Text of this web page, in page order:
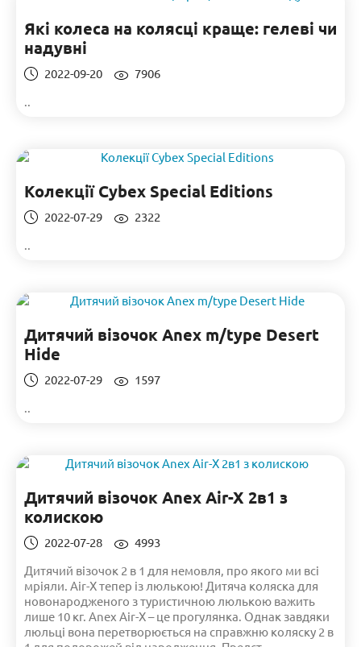
Які колеса на колясці краще: гелеві чи
надувні
2022-09-20
7906
..
Колекції Cybex Special Editions
2022-07-29
2322
..
Дитячий візочок Anex m/type Desert
Hide
2022-07-29
1597
..
Дитячий візочок Anex Air-X 2в1 з
колискою
2022-07-28
4993
Дитячий візочок 2 в 1 для немовля, про якого ми всі
мріяли. Air-X тепер із люлькою! Дитяча коляска для
новонародженого з туристичною люлькою важить
лише 10 кг. Anex Air-X – це прогулянка. Однак завдяки
люльці вона перетворюється на справжню коляску 2 в